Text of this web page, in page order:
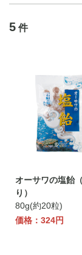
5 件
オーサワの塩飴
り）
80g(約20粒)
価格：324円